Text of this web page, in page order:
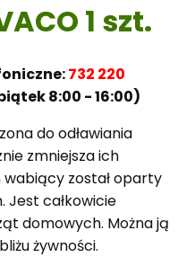
1 szt.
732 220
8:00 - 16:00)
do odławiania
zmniejsza ich
wabiący został oparty
Jest całkowicie
domowych. Można ją
żywności.